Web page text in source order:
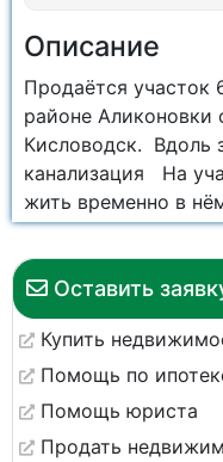
Оставить
Купить
Помощь по
Помощь юриста
Продать
Описание
Продаётся участок
районе
Кисловодск. Вдоль
канализация На
жить временно в